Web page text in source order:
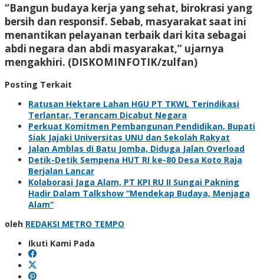
“Bangun budaya kerja yang sehat, birokrasi yang
bersih dan responsif. Sebab, masyarakat saat ini
menantikan pelayanan terbaik dari kita sebagai
abdi negara dan abdi masyarakat,” ujarnya
mengakhiri. (DISKOMINFOTIK/zulfan)
Posting Terkait
Ratusan Hektare Lahan HGU PT TKWL Terindikasi
Terlantar, Terancam Dicabut Negara
Perkuat Komitmen Pembangunan Pendidikan, Bupati
Siak Jajaki Universitas UNU dan Sekolah Rakyat
Jalan Amblas di Batu Jomba, Diduga Jalan Overload
Detik-Detik Sempena HUT RI ke-80 Desa Koto Raja
Berjalan Lancar
Kolaborasi Jaga Alam, PT KPI RU II Sungai Pakning
Hadir Dalam Talkshow “Mendekap Budaya, Menjaga
Alam”
oleh REDAKSI METRO TEMPO
Ikuti Kami Pada